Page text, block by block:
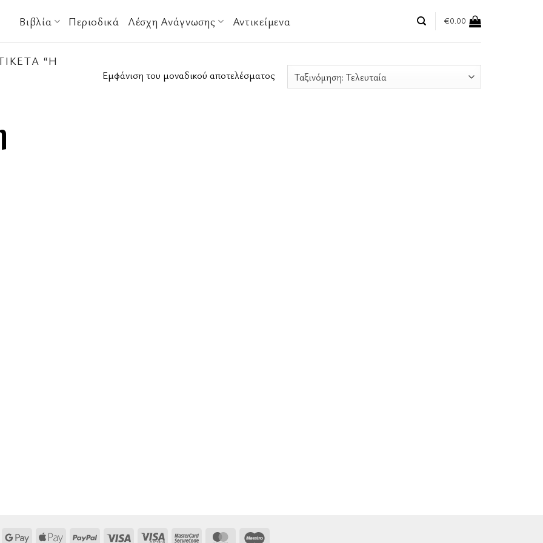
Βιβλία Περιοδικά Λέσχη Ανάγνωσης Αντικείμενα €0.00
“Η
Εμφάνιση του μοναδικού αποτελέσματος
Google Apple PayPal Visa Visa MasterCardMasterCard